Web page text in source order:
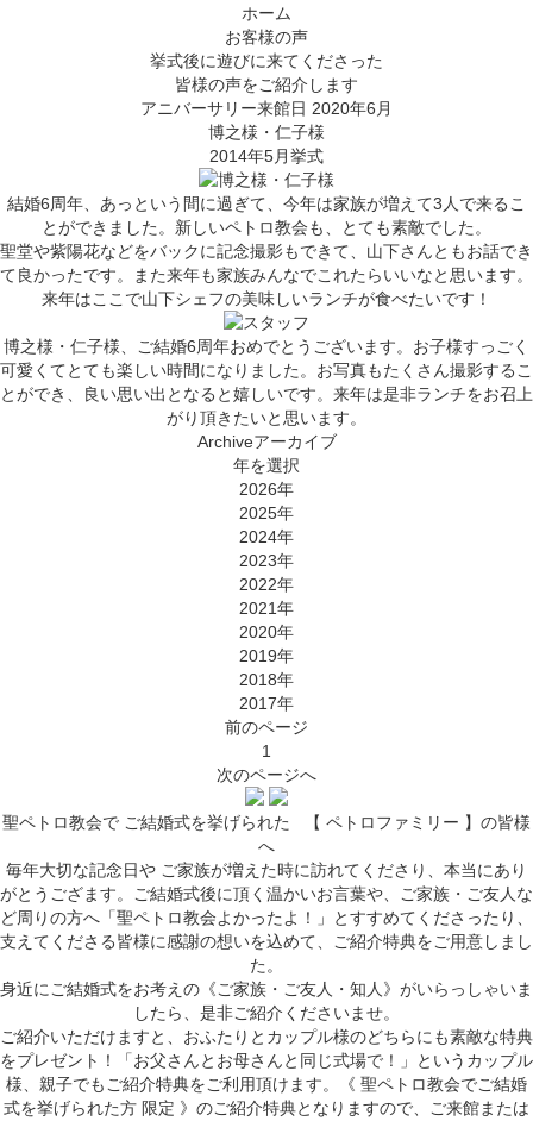
ホーム
お客様の声
挙式後に遊びに来てくださった
皆様の声をご紹介します
アニバーサリー来館日 2020年6月
博之様・仁子様
2014年5月挙式
結婚6周年、あっという間に過ぎて、今年は家族が増えて3人で来るこ
とができました。新しいペトロ教会も、とても素敵でした。
聖堂や紫陽花などをバックに記念撮影もできて、山下さんともお話でき
て良かったです。また来年も家族みんなでこれたらいいなと思います。
来年はここで山下シェフの美味しいランチが食べたいです！
博之様・仁子様、ご結婚6周年おめでとうございます。お子様すっごく
可愛くてとても楽しい時間になりました。お写真もたくさん撮影するこ
とができ、良い思い出となると嬉しいです。来年は是非ランチをお召上
がり頂きたいと思います。
Archiveアーカイブ
年を選択
2026年
2025年
2024年
2023年
2022年
2021年
2020年
2019年
2018年
2017年
前のページ
1
次のページへ
聖ペトロ教会で ご結婚式を挙げられた
【 ペトロファミリー 】の皆様
へ
毎年大切な記念日や ご家族が増えた時に訪れてくださり、本当にあり
がとうござます。ご結婚式後に頂く温かいお言葉や、ご家族・ご友人な
ど周りの方へ「聖ペトロ教会よかったよ！」とすすめてくださったり、
支えてくださる皆様に感謝の想いを込めて、ご紹介特典をご用意しまし
た。
身近にご結婚式をお考えの《ご家族・ご友人・知人》がいらっしゃいま
したら、是非ご紹介くださいませ。
ご紹介いただけますと、おふたりとカップル様のどちらにも素敵な特典
をプレゼント！
「お父さんとお母さんと同じ式場で！」というカップル
様、親子でもご紹介特典をご利用頂けます。
《 聖ペトロ教会でご結婚
式を挙げられた方 限定 》 のご紹介特典となりますので、ご来館または